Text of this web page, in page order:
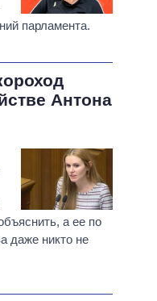
парламента.
Антона
а ее по
даже никто не